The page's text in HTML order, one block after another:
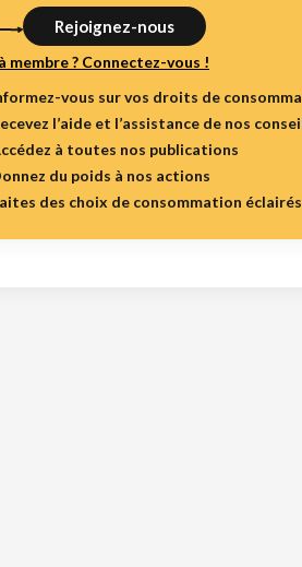
Rejoignez-nous
membre ? Connectez-vous !
vous sur vos droits de
l’aide et l’assistance de nos
à toutes nos publications
du poids à nos actions
des choix de consommation éclairés